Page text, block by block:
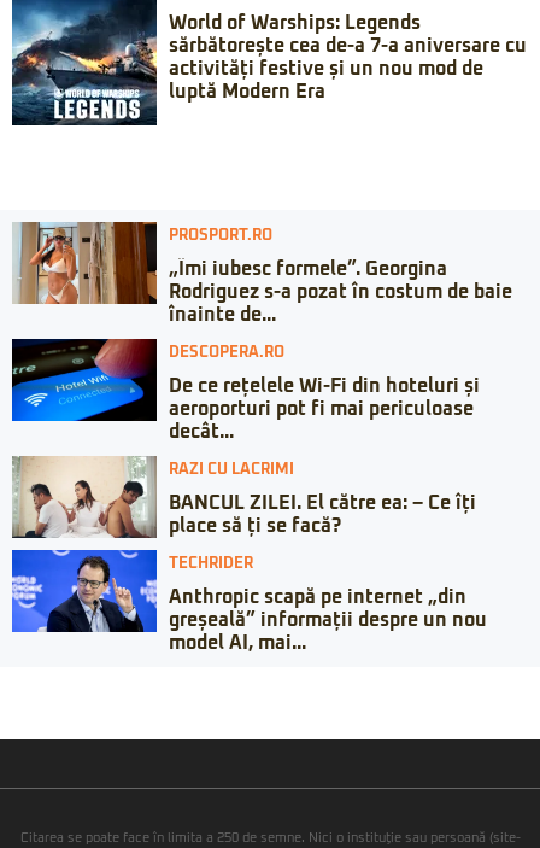
World of Warships: Legends
sărbătorește cea de-a 7-a aniversare cu
activități festive și un nou mod de
luptă Modern Era
PROSPORT.RO
„Îmi iubesc formele”. Georgina
Rodriguez s-a pozat în costum de baie
înainte de...
DESCOPERA.RO
De ce rețelele Wi-Fi din hoteluri și
aeroporturi pot fi mai periculoase
decât...
RAZI CU LACRIMI
BANCUL ZILEI. El către ea: – Ce îți
place să ți se facă?
TECHRIDER
Anthropic scapă pe internet „din
greșeală” informații despre un nou
model AI, mai...
Citarea se poate face în limita a 250 de semne. Nici o instituţie sau persoană (site-